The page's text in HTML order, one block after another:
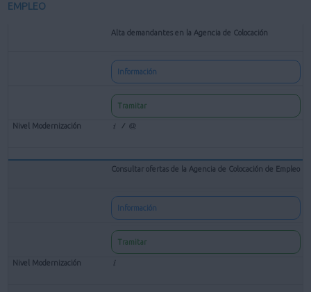
EMPLEO
Alta demandantes en la Agencia de Colocación
Información
Tramitar
Consultar ofertas de la Agencia de Colocación de Empleo
Información
Tramitar